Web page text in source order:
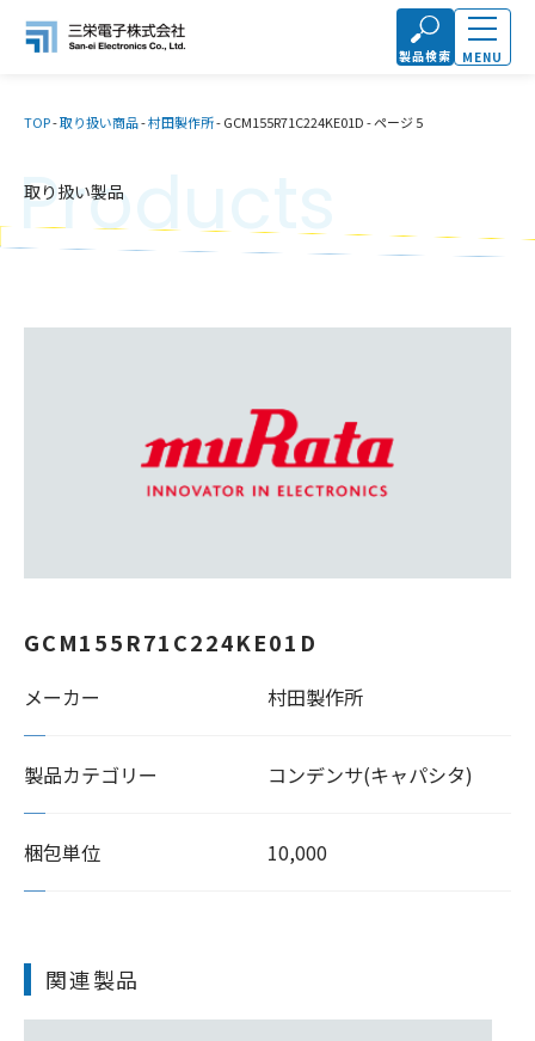
製品検索 MENU
TOP-取り扱い商品-村田製作所-GCM155R71C224KE01D-ページ 5
取り扱い製品
Products
GCM155R71C224KE01D
メーカー 村田製作所
製品カテゴリー コンデンサ(キャパシタ)
梱包単位 10,000
関連製品